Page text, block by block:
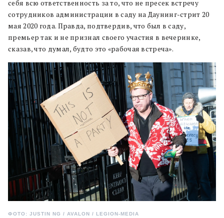
себя всю ответственность за то, что не пресек встречу
сотрудников администрации в саду на Даунинг-стрит 20
мая 2020 года. Правда, подтвердив, что был в саду,
премьер так и не признал своего участия в вечеринке,
сказав, что думал, будто это «рабочая встреча».
ФОТО: JUSTIN NG / AVALON / LEGION-MEDIA